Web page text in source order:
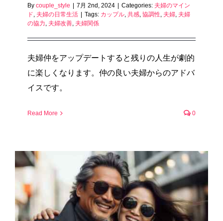
By couple_style | 7月 2nd, 2024 | Categories: 夫婦のマイン
ド 夫婦の日常生活 | Tags: カップル 共感 協調性 夫婦 夫婦
の協力 夫婦改善 夫婦関係
夫婦仲をアップデートすると残りの人生が劇的
に楽しくなります。仲の良い夫婦からのアドバ
イスです。
Read More 0